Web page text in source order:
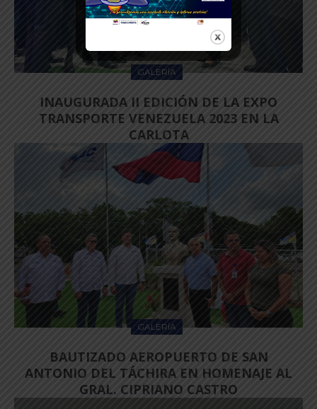
GALERÍA
INAUGURADA II EDICIÓN DE LA EXPO
TRANSPORTE VENEZUELA 2023 EN LA
CARLOTA
GALERÍA
BAUTIZADO AEROPUERTO DE SAN
ANTONIO DEL TÁCHIRA EN HOMENAJE AL
GRAL. CIPRIANO CASTRO